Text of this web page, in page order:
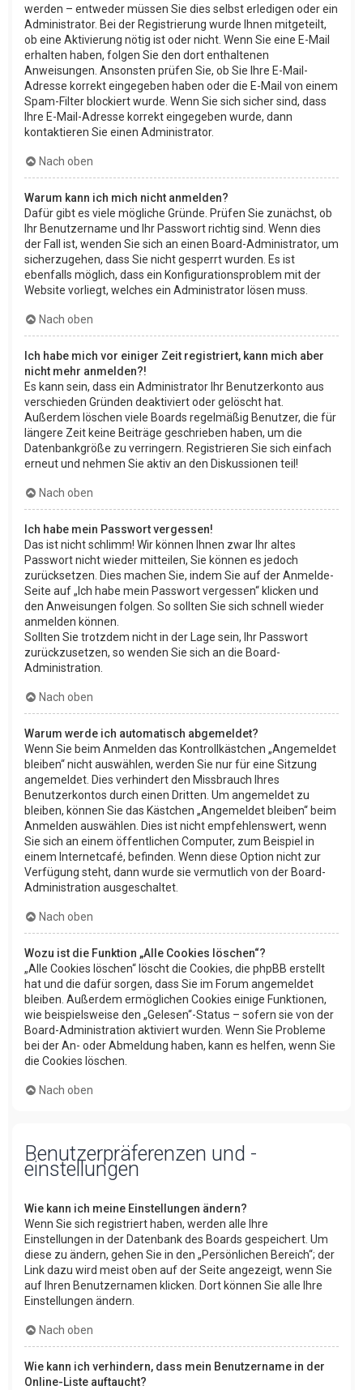
werden – entweder müssen Sie dies selbst erledigen oder ein
Administrator. Bei der Registrierung wurde Ihnen mitgeteilt,
ob eine Aktivierung nötig ist oder nicht. Wenn Sie eine E-Mail
erhalten haben, folgen Sie den dort enthaltenen
Anweisungen. Ansonsten prüfen Sie, ob Sie Ihre E-Mail-
Adresse korrekt eingegeben haben oder die E-Mail von einem
Spam-Filter blockiert wurde. Wenn Sie sich sicher sind, dass
Ihre E-Mail-Adresse korrekt eingegeben wurde, dann
kontaktieren Sie einen Administrator.
Nach oben
Warum kann ich mich nicht anmelden?
Dafür gibt es viele mögliche Gründe. Prüfen Sie zunächst, ob
Ihr Benutzername und Ihr Passwort richtig sind. Wenn dies
der Fall ist, wenden Sie sich an einen Board-Administrator, um
sicherzugehen, dass Sie nicht gesperrt wurden. Es ist
ebenfalls möglich, dass ein Konfigurationsproblem mit der
Website vorliegt, welches ein Administrator lösen muss.
Nach oben
Ich habe mich vor einiger Zeit registriert, kann mich aber
nicht mehr anmelden?!
Es kann sein, dass ein Administrator Ihr Benutzerkonto aus
verschieden Gründen deaktiviert oder gelöscht hat.
Außerdem löschen viele Boards regelmäßig Benutzer, die für
längere Zeit keine Beiträge geschrieben haben, um die
Datenbankgröße zu verringern. Registrieren Sie sich einfach
erneut und nehmen Sie aktiv an den Diskussionen teil!
Nach oben
Ich habe mein Passwort vergessen!
Das ist nicht schlimm! Wir können Ihnen zwar Ihr altes
Passwort nicht wieder mitteilen, Sie können es jedoch
zurücksetzen. Dies machen Sie, indem Sie auf der Anmelde-
Seite auf „Ich habe mein Passwort vergessen“ klicken und
den Anweisungen folgen. So sollten Sie sich schnell wieder
anmelden können.
Sollten Sie trotzdem nicht in der Lage sein, Ihr Passwort
zurückzusetzen, so wenden Sie sich an die Board-
Administration.
Nach oben
Warum werde ich automatisch abgemeldet?
Wenn Sie beim Anmelden das Kontrollkästchen „Angemeldet
bleiben“ nicht auswählen, werden Sie nur für eine Sitzung
angemeldet. Dies verhindert den Missbrauch Ihres
Benutzerkontos durch einen Dritten. Um angemeldet zu
bleiben, können Sie das Kästchen „Angemeldet bleiben“ beim
Anmelden auswählen. Dies ist nicht empfehlenswert, wenn
Sie sich an einem öffentlichen Computer, zum Beispiel in
einem Internetcafé, befinden. Wenn diese Option nicht zur
Verfügung steht, dann wurde sie vermutlich von der Board-
Administration ausgeschaltet.
Nach oben
Wozu ist die Funktion „Alle Cookies löschen“?
„Alle Cookies löschen“ löscht die Cookies, die phpBB erstellt
hat und die dafür sorgen, dass Sie im Forum angemeldet
bleiben. Außerdem ermöglichen Cookies einige Funktionen,
wie beispielsweise den „Gelesen“-Status – sofern sie von der
Board-Administration aktiviert wurden. Wenn Sie Probleme
bei der An- oder Abmeldung haben, kann es helfen, wenn Sie
die Cookies löschen.
Nach oben
Benutzerpräferenzen und -
einstellungen
Wie kann ich meine Einstellungen ändern?
Wenn Sie sich registriert haben, werden alle Ihre
Einstellungen in der Datenbank des Boards gespeichert. Um
diese zu ändern, gehen Sie in den „Persönlichen Bereich“; der
Link dazu wird meist oben auf der Seite angezeigt, wenn Sie
auf Ihren Benutzernamen klicken. Dort können Sie alle Ihre
Einstellungen ändern.
Nach oben
Wie kann ich verhindern, dass mein Benutzername in der
Online-Liste auftaucht?